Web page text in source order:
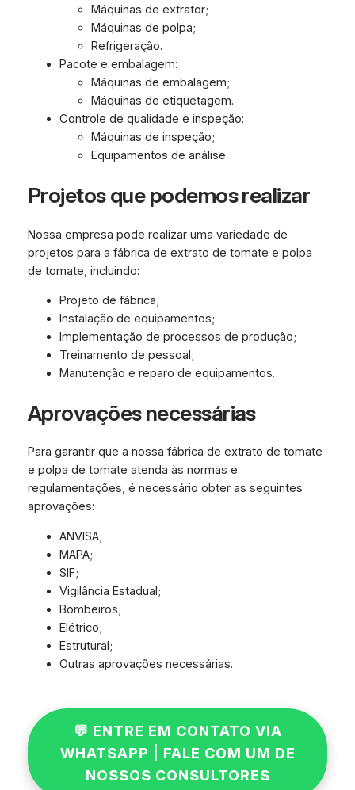
Máquinas de extrator;
Máquinas de polpa;
Refrigeração.
Pacote e embalagem:
Máquinas de embalagem;
Máquinas de etiquetagem.
Controle de qualidade e inspeção:
Máquinas de inspeção;
Equipamentos de análise.
Projetos que podemos realizar
Nossa empresa pode realizar uma variedade de
projetos para a fábrica de extrato de tomate e polpa
de tomate, incluindo:
Projeto de fábrica;
Instalação de equipamentos;
Implementação de processos de produção;
Treinamento de pessoal;
Manutenção e reparo de equipamentos.
Aprovações necessárias
Para garantir que a nossa fábrica de extrato de tomate
e polpa de tomate atenda às normas e
regulamentações, é necessário obter as seguintes
aprovações:
ANVISA;
MAPA;
SIF;
Vigilância Estadual;
Bombeiros;
Elétrico;
Estrutural;
Outras aprovações necessárias.